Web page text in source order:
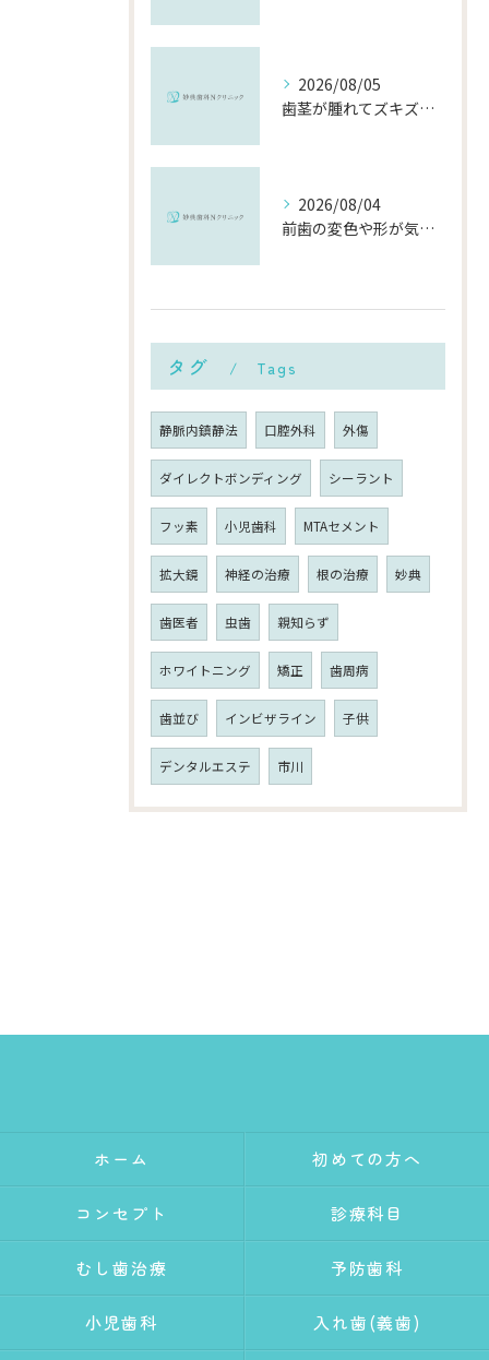
2026/08/05
歯茎が腫れてズキズキ痛む時の応急処置と、早めに受診すべき理由
2026/08/04
前歯の変色や形が気になる…削らずにきれいに整える「ダイレクトボンディング」とは？
タグ Tags
静脈内鎮静法 口腔外科 外傷
ダイレクトボンディング シーラント
フッ素 小児歯科 MTAセメント
拡大鏡 神経の治療 根の治療 妙典
歯医者 虫歯 親知らず
ホワイトニング 矯正 歯周病
歯並び インビザライン 子供
デンタルエステ 市川
ホーム 初めての方へ
コンセプト 診療科目
むし歯治療 予防歯科
小児歯科 入れ歯(義歯)